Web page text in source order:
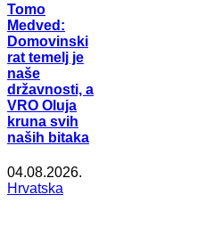
Tomo
Medved:
Domovinski
rat temelj je
naše
državnosti, a
VRO Oluja
kruna svih
naših bitaka
04.08.2026.
Hrvatska